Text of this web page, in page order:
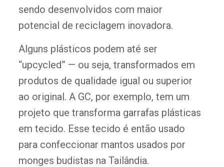
sendo desenvolvidos com maior
potencial de reciclagem inovadora.
Alguns plásticos podem até ser
“upcycled” — ou seja, transformados em
produtos de qualidade igual ou superior
ao original. A GC, por exemplo, tem um
projeto que transforma garrafas plásticas
em tecido. Esse tecido é então usado
para confeccionar mantos usados por
monges budistas na Tailândia.